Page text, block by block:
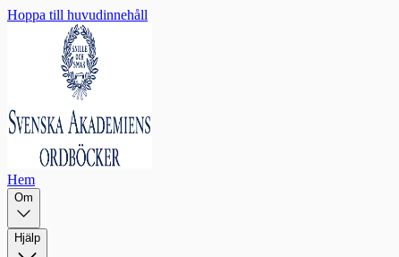
Hoppa till huvudinnehåll
Hem
Om
Hjälp